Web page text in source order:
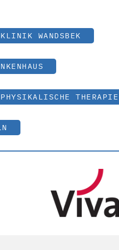
WANDSBEK
PHYSIKALISCHE THERAPIE